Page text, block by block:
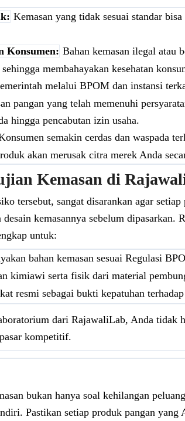
Kemasan yang tidak sesuai standar
Konsumen: Bahan kemasan ilegal atau
membahayakan kesehatan
melalui BPOM dan instansi
pangan yang telah memenuhi
hingga pencabutan izin usaha.
semakin cerdas dan waspada
akan merusak citra merek Anda
Kemasan di
tersebut, sangat disarankan agar setiap
kemasannya sebelum dipasarkan.
untuk:
bahan kemasan sesuai Regulasi
kimiawi serta fisik dari material
resmi sebagai bukti kepatuhan
dari RajawaliLab, Anda tidak
kompetitif.
bukan hanya soal kehilangan
Pastikan setiap produk pangan